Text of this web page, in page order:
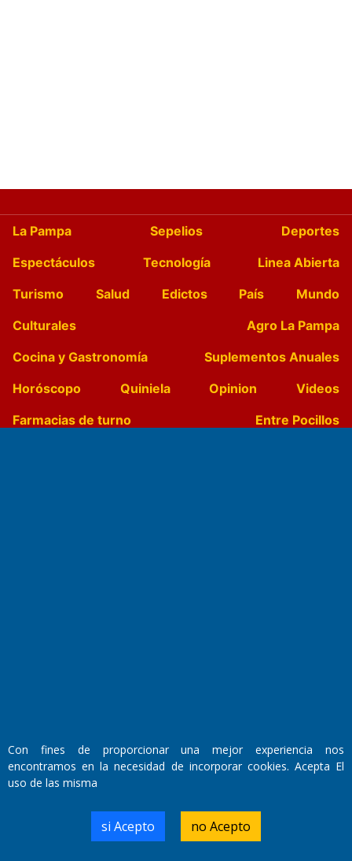
La Pampa Sepelios
Deportes
Espectáculos
Tecnología
Linea Abierta
Turismo
Salud Edictos País
Mundo
Culturales
Agro La Pampa
Cocina y Gastronomía
Suplementos Anuales
Horóscopo
Quiniela Opinion
Videos
Farmacias de turno
Entre Pocillos
Miembro de ADIRA,ADEPA y CPPAL
Propietario: El Diario SRL
Director Periodístico:
Con fines de proporcionar una mejor experiencia nos
encontramos en la necesidad de incorporar cookies. Acepta El
uso de las misma
si Acepto no Acepto